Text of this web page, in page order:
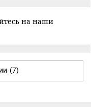
на наши
(7)